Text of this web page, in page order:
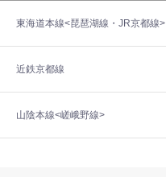
東海道本線<琵琶湖線・JR京都線>
近鉄京都線
山陰本線<嵯峨野線>